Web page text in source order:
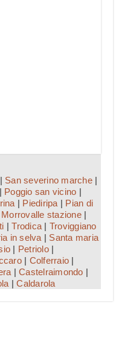
| San severino marche|
| Poggio san vicino |
| Piediripa | Pian di
Morrovalle stazione|
|Trodica | Troviggiano
in selva | Santa maria
| Petriolo|
| Colferraio |
| Castelraimondo |
|Caldarola